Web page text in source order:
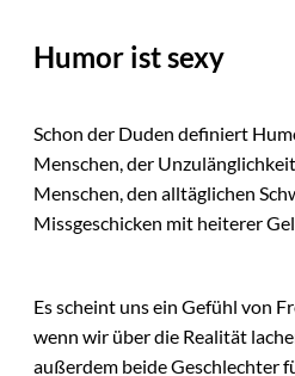
Humor ist sexy
Schon der Duden definiert
Menschen, der
Menschen, den alltäglichen
Missgeschicken mit heiterer
Es scheint uns ein Gefühl von
wenn wir über die Realität
außerdem beide Geschlechter